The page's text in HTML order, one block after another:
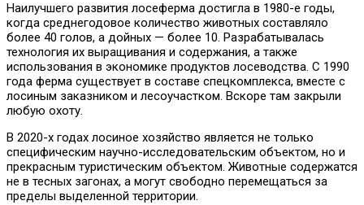
Наилучшего развития лосеферма достигла в 1980-е годы,
когда среднегодовое количество животных составляло
более 40 голов, а дойных — более 10. Разрабатывалась
технология их выращивания и содержания, а также
использования в экономике продуктов лосеводства. С 1990
года ферма существует в составе спецкомплекса, вместе с
лосиным заказником и лесоучастком. Вскоре там закрыли
любую охоту.
В 2020-х годах лосиное хозяйство является не только
специфическим научно-исследовательским объектом, но и
прекрасным туристическим объектом. Животные содержатся
не в тесных загонах, а могут свободно перемещаться за
пределы выделенной территории.